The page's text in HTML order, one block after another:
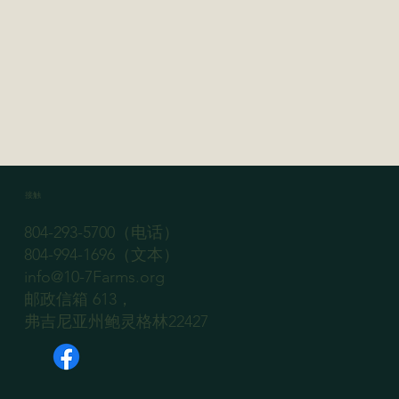
接触
804-293-5700（电话）
804-994-1696（文本）
info@10-7Farms.org
邮政信箱 613，
弗吉尼亚州鲍灵格林22427